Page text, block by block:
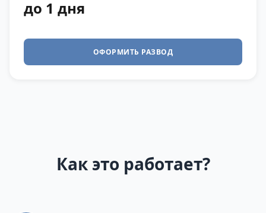
до 1 дня
ОФОРМИТЬ РАЗВОД
Как это работает?